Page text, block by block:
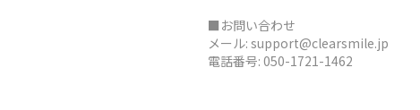
■お問い合わせ
メール: support@clearsmile.jp
電話番号: 050-1721-1462